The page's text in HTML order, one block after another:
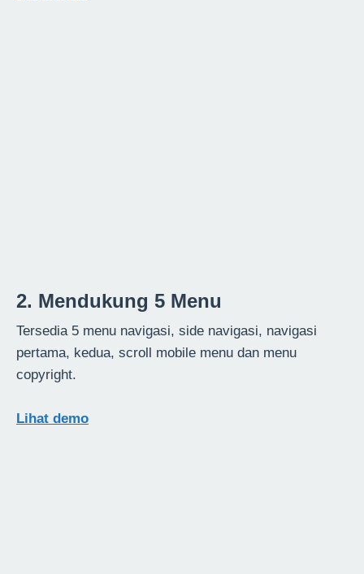
2. Mendukung 5 Menu
Tersedia 5 menu navigasi, side navigasi, navigasi
pertama, kedua, scroll mobile menu dan menu
copyright.
Lihat demo